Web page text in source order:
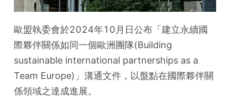
歐盟執委會於2024年10月日公布「建立永續國
際夥伴關係如同一個歐洲團隊(Building
sustainable international partnerships as a
Team Europe)」溝通文件，以盤點在國際夥伴關
係領域之達成進展。